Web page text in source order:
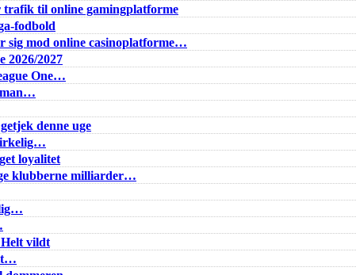
til online gamingplatforme
fodbold
sig mod online casinoplatforme…
2026/2027
One…
man…
denne uge
loyalitet
klubberne milliarder…
vildt